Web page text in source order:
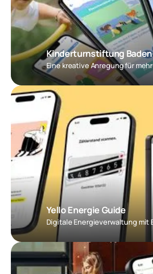
Yello Energie Guide